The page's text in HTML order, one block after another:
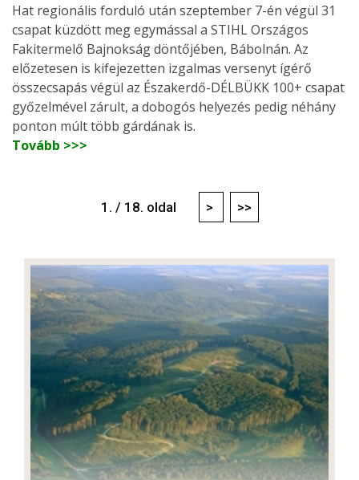
Hat regionális forduló után szeptember 7-én végül 31
csapat küzdött meg egymással a STIHL Országos
Fakitermelő Bajnokság döntőjében, Bábolnán. Az
előzetesen is kifejezetten izgalmas versenyt ígérő
összecsapás végül az Északerdő-DÉLBÜKK 100+ csapat
győzelmével zárult, a dobogós helyezés pedig néhány
ponton múlt több gárdának is.
Tovább >>>
1. / 18. oldal > >>